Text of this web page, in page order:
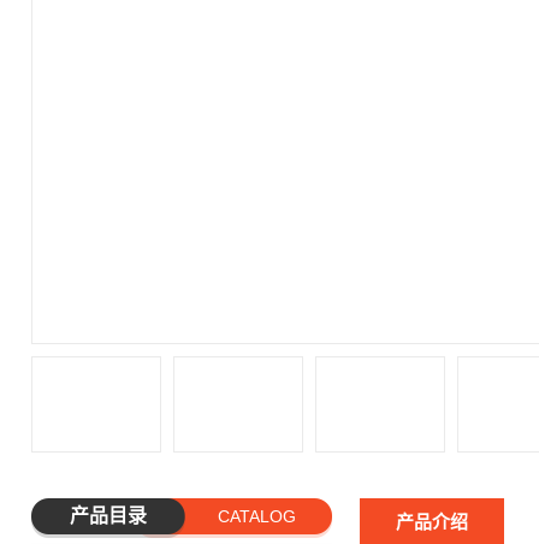
产品目录 CATALOG 产品介绍